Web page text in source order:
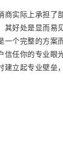
商实际上承担了
其好处是显而易
一个完整的方案
信任你的专业眼
建立起专业壁垒